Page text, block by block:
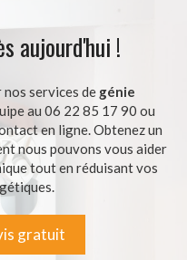
aujourd'hui !
services de génie
au 06 22 85 17 90 ou
en ligne. Obtenez un
nous pouvons vous aider
tout en réduisant vos
gratuit